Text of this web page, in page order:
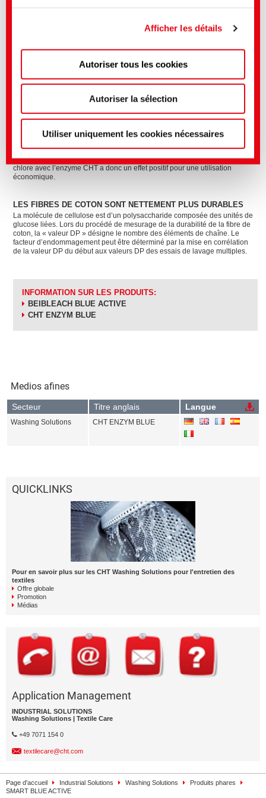
Framework et que la décision d'adéquation de la
Commission européenne selon l'article 45 du RGPD
Vous pouvez effectuer des réglages plus précis ici ou
dans notrepolitique de confidentialité.(Mentions
Afficher les détails
Autoriser tous les cookies
Autoriser la sélection
Utiliser uniquement les cookies nécessaires
PERACIDE
lessives de blanchiment au chlore ou de peracides. Avec SMART BLUE
Cette solution complète vous aide à éviter les AOXs dans les eaux
résiduaires et de prolonger considérablement la durabilité des textiles. La
encore plus intelligente dans l’avenir.
AUGMENTEZ VOTRE EFFICACITÉ, RÉUSSIR DES LAVAGES EN
TOUTE SÉCURITÉ
Des essais de lavage nous indiquent : Alors que l’utilisation du chlore
permanente réduit nettement la durabilité des textiles de coton, ou
l’endommage vraiment, la fibre de coton montre d’excellentes valeurs DP,
même après 100 cycles de lavage avec l’enzyme de CHT. Le lavage sans
chlore avec l’enzyme CHT a donc un effet positif pour une utilisation
économique.
LES FIBRES DE COTON SONT NETTEMENT PLUS DURABLES
La molécule de cellulose est d’un polysaccharide composée des unités de
glucose liées. Lors du procédé de mesurage de la durabilité de la fibre de
coton, la « valeur DP » désigne le nombre des éléments de chaîne. Le
facteur d’endommagement peut être déterminé par la mise en corrélation
de la valeur DP du début aux valeurs DP des essais de lavage multiples.
INFORMATION SUR LES PRODUITS:
BEIBLEACH BLUE ACTIVE
CHT ENZYM BLUE
Medios afines
Secteur Titre anglais Langue
Washing Solutions CHT ENZYM BLUE
QUICKLINKS
Pour en savoir plus sur les CHT Washing Solutions pour l'entretien des
textiles
Offre globale
Promotion
Médias
Application Management
INDUSTRIAL SOLUTIONS
Washing Solutions | Textile Care
+49 7071 154 0
textilecare@cht.com
Page d'accueil Industrial Solutions Washing Solutions
Produits phares
SMART BLUE ACTIVE